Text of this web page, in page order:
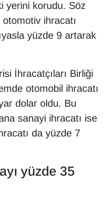
yerini korudu. Söz
ihracatı
yüzde 9 artarak
İhracatçıları Birliği
otomobil ihracatı
dolar oldu. Bu
sanayi ihracatı ise
da yüzde 7
yüzde 35